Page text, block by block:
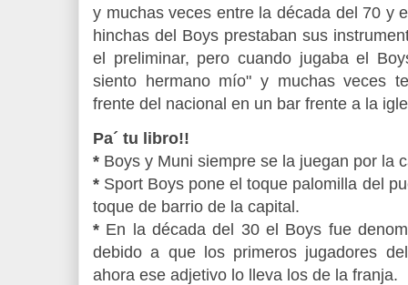
y muchas veces entre la década del 70 y
hinchas del Boys prestaban sus
el preliminar, pero cuando jugaba el
siento hermano mío" y muchas veces
frente del nacional en un bar frente a la
Pa´ tu libro!!
* Boys y Muni siempre se la juegan por la
* Sport Boys pone el toque palomilla del
toque de barrio de la capital.
* En la década del 30 el Boys fue
debido a que los primeros jugadores
ahora ese adjetivo lo lleva los de la franja.